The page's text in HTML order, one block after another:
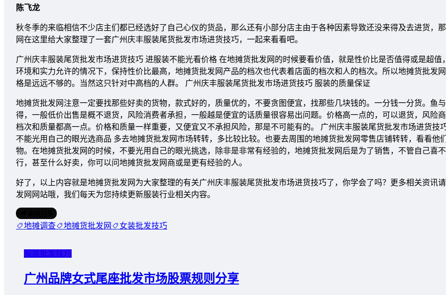
陈飞龙
秋冬季的来临相信不少店主们都已经选好了自己心仪的货品，那么还有小部分店主由于各种因素导致还没来得及去进货，
网在这里给大家整理了一套广州庆丰服装尾货批发市场进货技巧，一起来看看吧。
广州庆丰服装尾货批发市场进货技巧 进服装不能光看价格 在地摊货批发网的时候要看价值，就是性价比是否值得或是超值
环境和实力允许的情况下，保持性价比最高，地摊货批发网产品的档次也代表着店面的档次和人的档次。所以地摊货批发
格是远远不够的。当然这只针对中高档的人群。 广州庆丰服装尾货批发市场进货技巧 服装的质量保证
地摊货批发网注意一定要找那些好卖的货物，款式好的，质量优的，不要贪图便宜，找那些几块钱的。一分钱一分货。鱼
得，一般低价出售是概不退货，风险消费者承担，一般越是便宜的话质量很容易出问题。价格高一点的，可以退货，风险
档次和质量都高一点。价格和质量一样重要，又便宜又不承担风险，那是不可能有的。 广州庆丰服装尾货批发市场进货技
不能光用自己的眼光选商品 多去地摊货批发网市场转转，多比较比较。也要去周围的地摊货批发网零售店铺转转，看看他
物。在地摊货批发网的时候，不要光用自己的眼光挑选，除非是非常有经验的，地摊货批发网后是为了销售，不管自己喜
行，甚至什么好卖，你可以问地摊货批发网商或是更有经验的人。
好了，以上内容就是地摊货批发网为大家整理的有关广州庆丰服装尾货批发市场进货技巧了，你学会了吗？更多相关资讯
发网网站哦，我们每天为您持续更新服装行业相关内容。
地摊调查 地摊货批发网 女装批发技巧
服装批发技巧
广州品牌女式尾座批发市场股票规则分享